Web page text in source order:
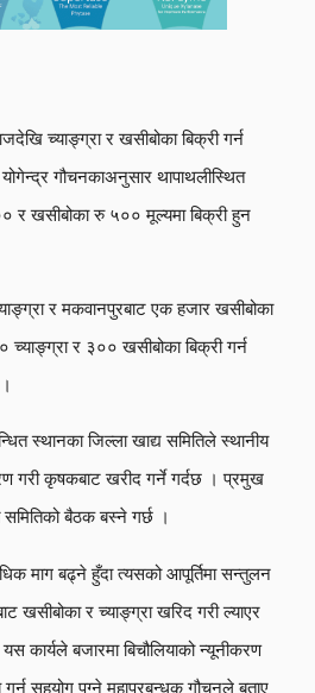
च्याङ्ग्रा र खसीबोका बिक्री गर्न
गौचनकाअनुसार थापाथलीस्थित
र खसीबोका रु ५०० मूल्यमा बिक्री हुन
र मकवानपुरबाट एक हजार खसीबोका
च्याङ्ग्रा र ३०० खसीबोका बिक्री गर्न
स्थानका जिल्ला खाद्य समितिले स्थानीय
गरी कृषकबाट खरीद गर्ने गर्दछ । प्रमुख
समितिको बैठक बस्ने गर्छ ।
माग बढ्ने हुँदा त्यसको आपूर्तिमा सन्तुलन
खसीबोका र च्याङ्ग्रा खरिद गरी ल्याएर
कार्यले बजारमा बिचौलियाको न्यूनीकरण
सहयोग पुग्ने महाप्रबन्धक गौचनले बताए